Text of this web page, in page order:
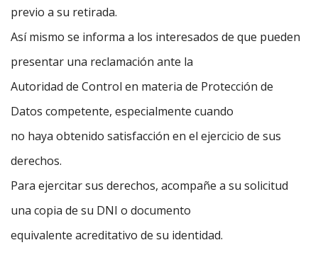
previo a su retirada.
Así mismo se informa a los interesados de que pueden
presentar una reclamación ante la
Autoridad de Control en materia de Protección de
Datos competente, especialmente cuando
no haya obtenido satisfacción en el ejercicio de sus
derechos.
Para ejercitar sus derechos, acompañe a su solicitud
una copia de su DNI o documento
equivalente acreditativo de su identidad.